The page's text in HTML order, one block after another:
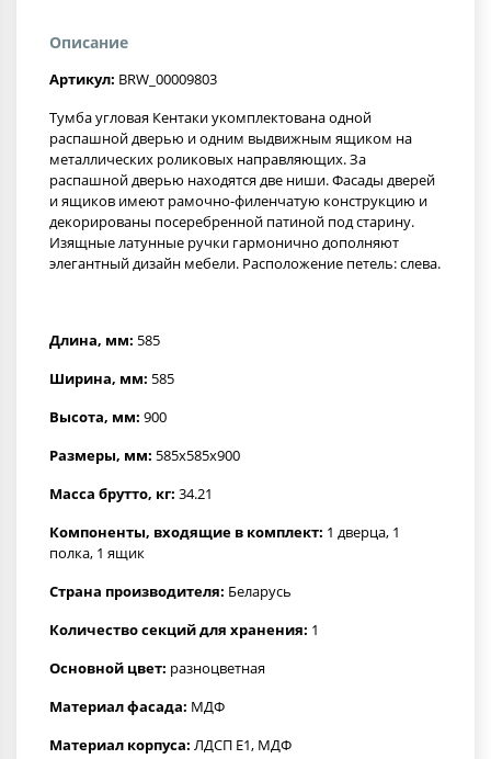
Описание
Артикул: BRW_00009803
Тумба угловая Кентаки укомплектована одной
распашной дверью и одним выдвижным ящиком на
металлических роликовых направляющих. За
распашной дверью находятся две ниши. Фасады дверей
и ящиков имеют рамочно-филенчатую конструкцию и
декорированы посеребренной патиной под старину.
Изящные латунные ручки гармонично дополняют
элегантный дизайн мебели. Расположение петель: слева.
Длина, мм: 585
Ширина, мм: 585
Высота, мм: 900
Размеры, мм: 585x585x900
Масса брутто, кг: 34.21
Компоненты, входящие в комплект: 1 дверца, 1
полка, 1 ящик
Страна производителя: Беларусь
Количество секций для хранения: 1
Основной цвет: разноцветная
Материал фасада: МДФ
Материал корпуса: ЛДСП Е1, МДФ